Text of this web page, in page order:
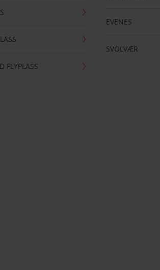
FLYPLASS
EVENES
SVOLVÆR